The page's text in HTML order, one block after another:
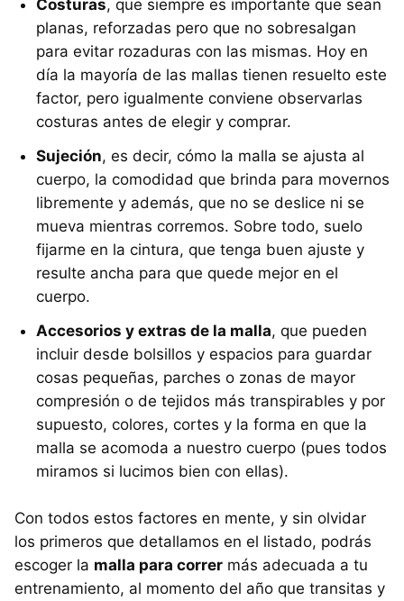
Costuras, que siempre es importante que sean
planas, reforzadas pero que no sobresalgan
para evitar rozaduras con las mismas. Hoy en
día la mayoría de las mallas tienen resuelto este
factor, pero igualmente conviene observarlas
costuras antes de elegir y comprar.
Sujeción, es decir, cómo la malla se ajusta al
cuerpo, la comodidad que brinda para movernos
libremente y además, que no se deslice ni se
mueva mientras corremos. Sobre todo, suelo
fijarme en la cintura, que tenga buen ajuste y
resulte ancha para que quede mejor en el
cuerpo.
Accesorios y extras de la malla, que pueden
incluir desde bolsillos y espacios para guardar
cosas pequeñas, parches o zonas de mayor
compresión o de tejidos más transpirables y por
supuesto, colores, cortes y la forma en que la
malla se acomoda a nuestro cuerpo (pues todos
miramos si lucimos bien con ellas).
Con todos estos factores en mente, y sin olvidar
los primeros que detallamos en el listado, podrás
escoger la malla para correr más adecuada a tu
entrenamiento, al momento del año que transitas y